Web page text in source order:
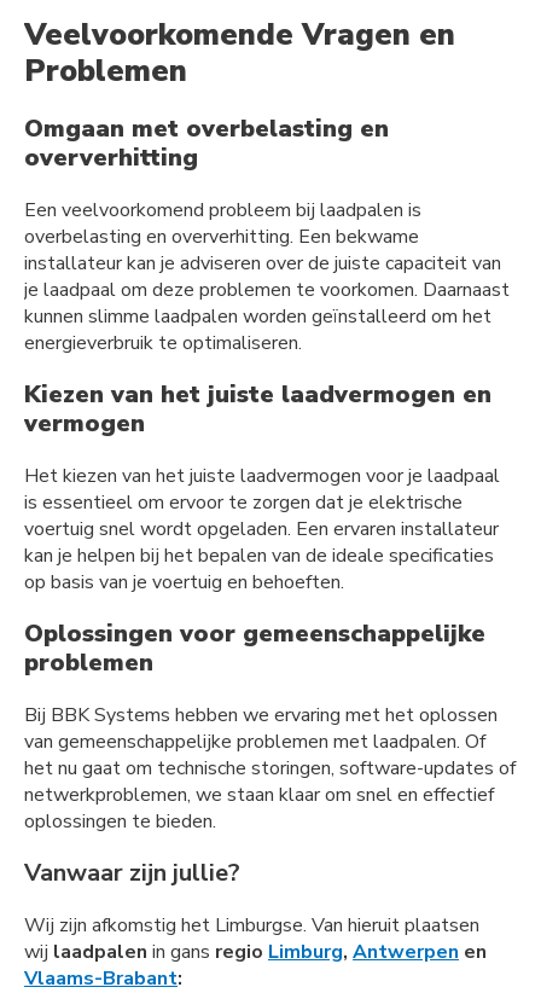
Veelvoorkomende Vragen en
Problemen
Omgaan met overbelasting en
oververhitting
Een veelvoorkomend probleem bij laadpalen is
overbelasting en oververhitting. Een bekwame
installateur kan je adviseren over de juiste capaciteit van
je laadpaal om deze problemen te voorkomen. Daarnaast
kunnen slimme laadpalen worden geïnstalleerd om het
energieverbruik te optimaliseren.
Kiezen van het juiste laadvermogen en
vermogen
Het kiezen van het juiste laadvermogen voor je laadpaal
is essentieel om ervoor te zorgen dat je elektrische
voertuig snel wordt opgeladen. Een ervaren installateur
kan je helpen bij het bepalen van de ideale specificaties
op basis van je voertuig en behoeften.
Oplossingen voor gemeenschappelijke
problemen
Bij BBK Systems hebben we ervaring met het oplossen
van gemeenschappelijke problemen met laadpalen. Of
het nu gaat om technische storingen, software-updates of
netwerkproblemen, we staan klaar om snel en effectief
oplossingen te bieden.
Vanwaar zijn jullie?
Wij zijn afkomstig het Limburgse. Van hieruit plaatsen
wij laadpalen in gans regio Limburg, Antwerpen en
Vlaams-Brabant: